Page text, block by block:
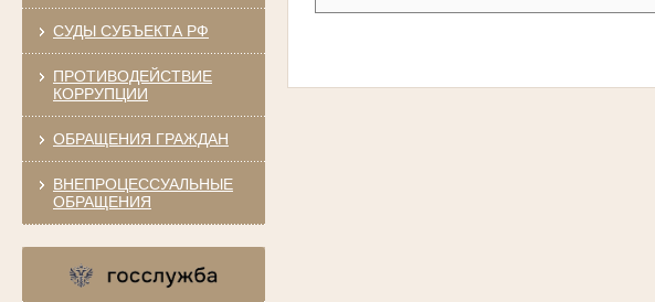
СУДЫ СУБЪЕКТА РФ
ПРОТИВОДЕЙСТВИЕ
КОРРУПЦИИ
ОБРАЩЕНИЯ ГРАЖДАН
ВНЕПРОЦЕССУАЛЬНЫЕ
ОБРАЩЕНИЯ